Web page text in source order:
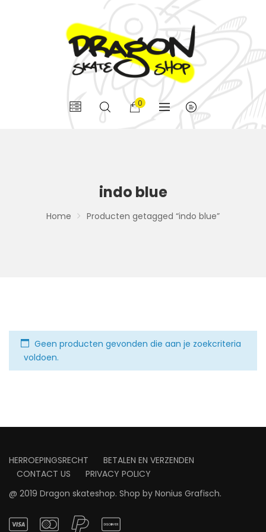
0
indo blue
Home Producten getagged “indo blue”
Geen producten gevonden die aan je zoekcriteria
voldoen.
HERROEPINGSRECHT
BETALEN EN VERZENDEN
CONTACT US
PRIVACY POLICY
@ 2019 Dragon skateshop. Shop by Nonius Grafisch.